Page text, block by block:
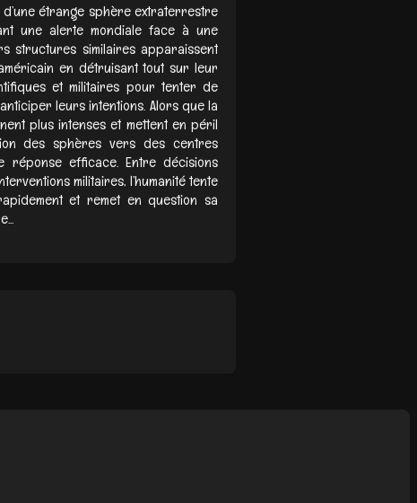
étrange sphère extraterrestre
une alerte mondiale face à une
structures similaires apparaissent
en détruisant tout sur leur
et militaires pour tenter de
leurs intentions. Alors que la
plus intenses et mettent en péril
des sphères vers des centres
réponse efficace. Entre décisions
militaires, l’humanité tente
et remet en question sa